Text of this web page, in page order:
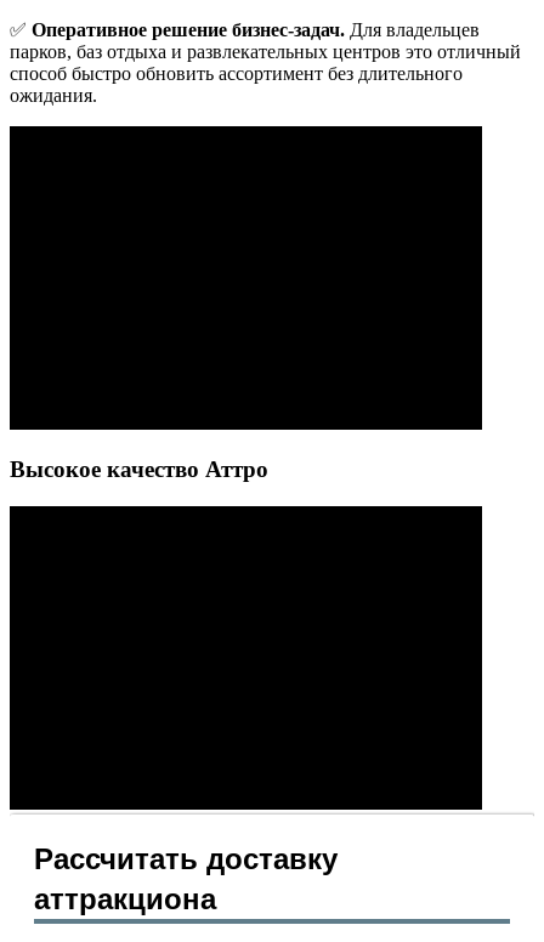
✅ Оперативное решение бизнес-задач. Для владельцев
парков, баз отдыха и развлекательных центров это отличный
способ быстро обновить ассортимент без длительного
ожидания.
Высокое качество Аттро
Рассчитать доставку
аттракциона